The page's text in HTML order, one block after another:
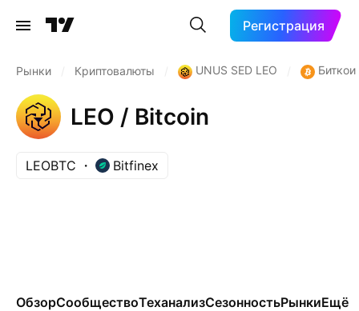
Регистрация
Рынки Криптовалюты UNUS SED LEO
LEO / Bitcoin
LEOBTC Bitfinex
ОбзорСообществоТеханализСезонностьРынкиЕщё